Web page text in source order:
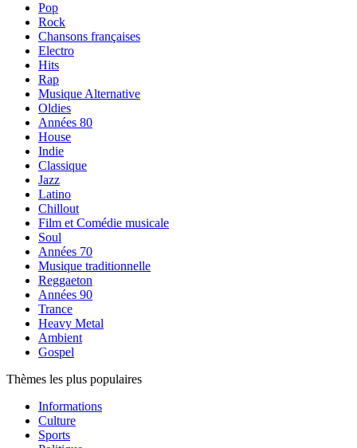
Pop
Rock
Chansons françaises
Electro
Hits
Rap
Musique Alternative
Oldies
Années 80
House
Indie
Classique
Jazz
Latino
Chillout
Film et Comédie musicale
Soul
Années 70
Musique traditionnelle
Reggaeton
Années 90
Trance
Heavy Metal
Ambient
Gospel
Thèmes les plus populaires
Informations
Culture
Sports